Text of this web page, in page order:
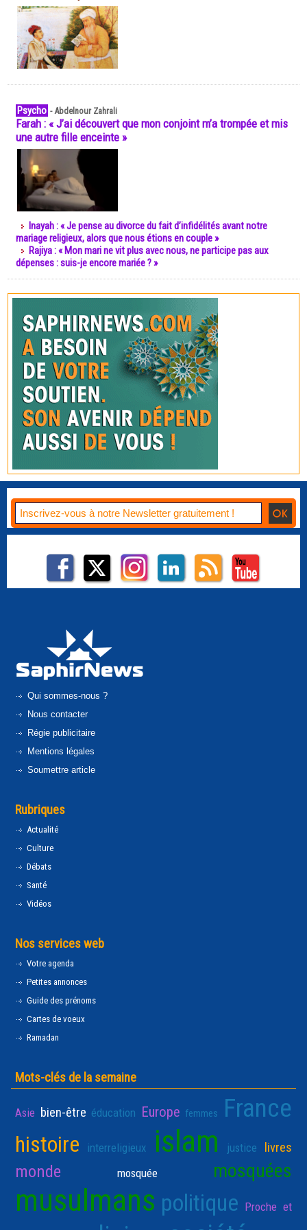
Psycho -Abdelnour Zahrali
Farah : « J’ai découvert que mon conjoint m’a trompée et mis
une autre fille enceinte »
Inayah : « Je pense au divorce du fait d’infidélités avant notre
mariage religieux, alors que nous étions en couple »
Rajiya : « Mon mari ne vit plus avec nous, ne participe pas aux
dépenses : suis-je encore mariée ? »
Qui sommes-nous ?
Nous contacter
Régie publicitaire
Mentions légales
Soumettre article
Rubriques
Actualité
Culture
Débats
Santé
Vidéos
Nos services web
Votre agenda
Petites annonces
Guide des prénoms
Cartes de voeux
Ramadan
Mots-clés de la semaine
Asie bien-être éducation Europe femmes France
histoire interreligieux islam justice livres
monde mosquée mosquées
musulmans politique Proche et